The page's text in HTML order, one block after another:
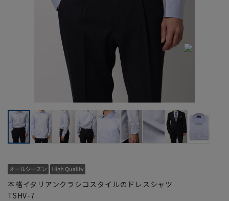
本格イタリアンクラシコスタイルのドレスシャツ
TSHV-7